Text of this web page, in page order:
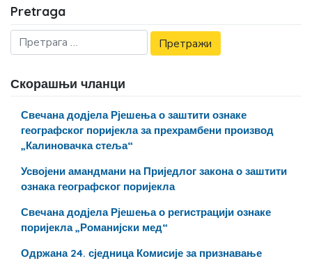
Pretraga
Скорашњи чланци
Свечана додјела Рјешења о заштити ознаке
географског поријекла за прехрамбени производ
„Калиновачка стеља“
Усвојени амандмани на Приједлог закона о заштити
ознака географског поријекла
Свечана додјела Рјешења о регистрацији ознаке
поријекла „Романијски мед“
Одржана 24. сједница Комисије за признавање